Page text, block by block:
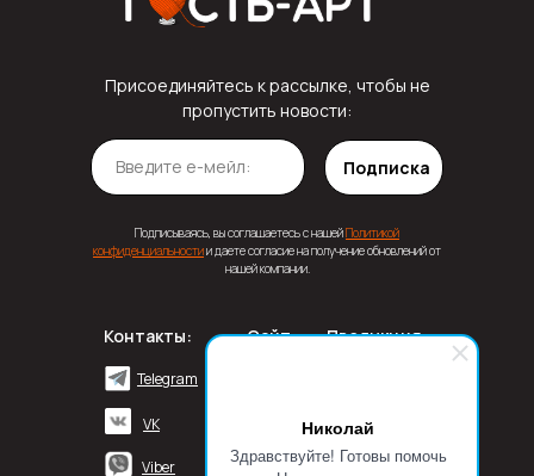
Николай
Здравствуйте! Готовы помочь
Присоединяйтесь к рассылке, чтобы не
пропустить новости:
Подписка
Подписываясь, вы соглашаетесь с нашейПолитикой
конфиденциальностии даете согласие на получение обновлений от
нашей компании.
Продукция
Полотенца
Подушки
Сайт
FAQ
Контакты:
Telegram
VK
Viber